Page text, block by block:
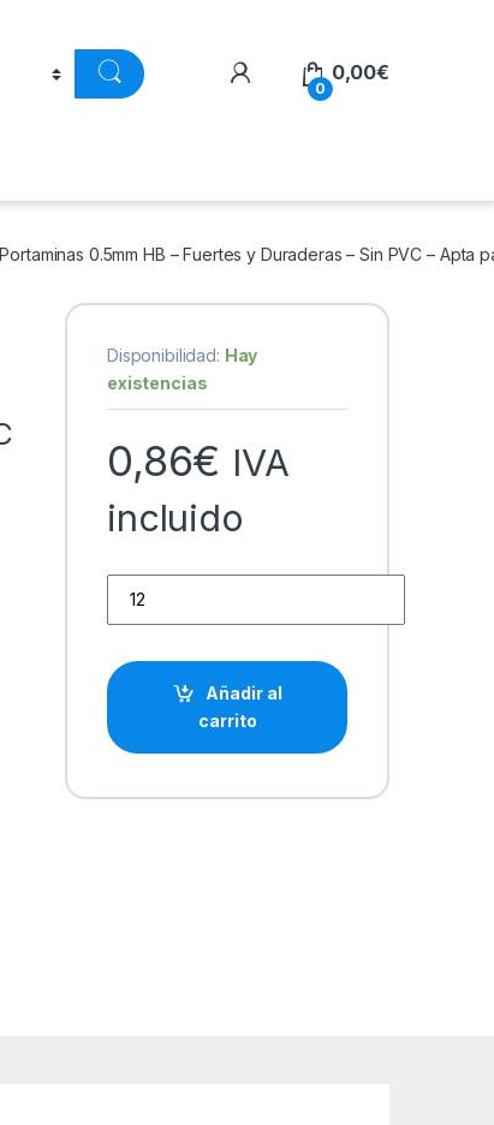
0
0,00€
0.5mm HB – Fuertes y Duraderas – Sin PVC – Apta
Disponibilidad: Hay
existencias
0,86€ IVA
incluido
Añadir al
carrito